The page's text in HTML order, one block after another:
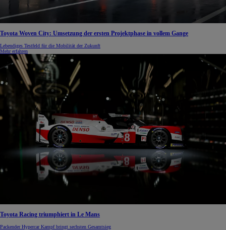
Toyota Woven City: Umsetzung der ersten Projektphase in vollem Gange
Lebendiges Testfeld für die Mobilität der Zukunft
Mehr erfahren
Toyota Racing triumphiert in Le Mans
Packender Hypercar Kampf bringt sechsten Gesamtsieg